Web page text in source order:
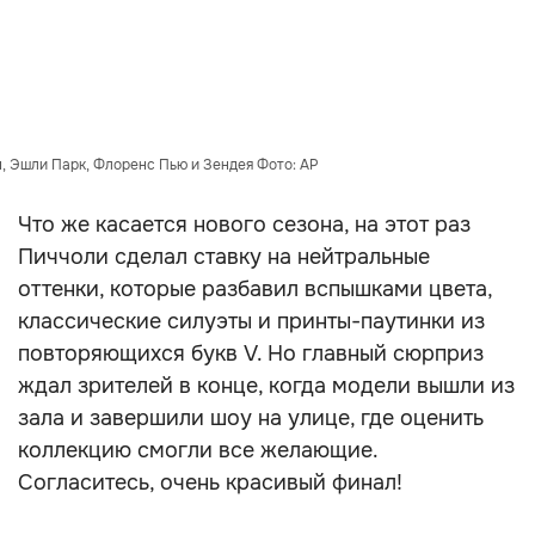
Эшли Парк, Флоренс Пью и Зендея Фото: AP
Что же касается нового сезона, на этот раз
Пиччоли сделал ставку на нейтральные
оттенки, которые разбавил вспышками цвета,
классические силуэты и принты-паутинки из
повторяющихся букв V. Но главный сюрприз
ждал зрителей в конце, когда модели вышли из
зала и завершили шоу на улице, где оценить
коллекцию смогли все желающие.
Согласитесь, очень красивый финал!